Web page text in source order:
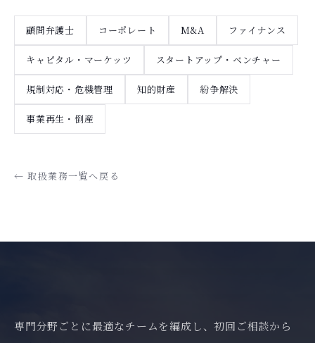
顧問弁護士 コーポレート M&A ファイナンス
キャピタル・マーケッツ スタートアップ・ベンチャー
規制対応・危機管理 知的財産 紛争解決
事業再生・倒産
← 取扱業務一覧へ戻る
専門分野ごとに最適なチームを編成し、初回ご相談から